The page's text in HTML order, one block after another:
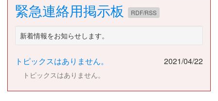
緊急連絡用掲示板 RDF/RSS
新着情報をお知らせします。
トピックスはありません。 2021/04/22
トピックスはありません。